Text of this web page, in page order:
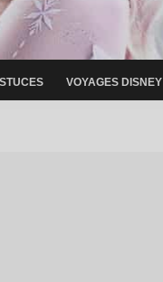
VOYAGES DISNEY